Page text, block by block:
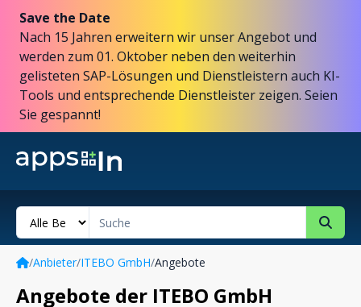
Save the Date
Nach 15 Jahren erweitern wir unser Angebot und
werden zum 01. Oktober neben den weiterhin
gelisteten SAP-Lösungen und Dienstleistern auch KI-
Tools und entsprechende Dienstleister zeigen. Seien
Sie gespannt!
/Anbieter/ITEBO GmbH/Angebote
Angebote der ITEBO GmbH